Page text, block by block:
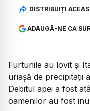
DISTRIBUIȚI
ADAUGĂ-NE CA
Furtunile au lovit și
uriașă de precipitații
Debitul apei a fost
oamenilor au fost